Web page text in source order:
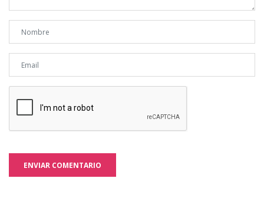
ENVIAR COMENTARIO